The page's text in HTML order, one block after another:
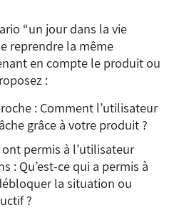
“un jour dans la vie
reprendre la même
en compte le produit ou
:
: Comment l’utilisateur
grâce à votre produit ?
permis à l’utilisateur
: Qu’est-ce qui a permis à
la situation ou
?